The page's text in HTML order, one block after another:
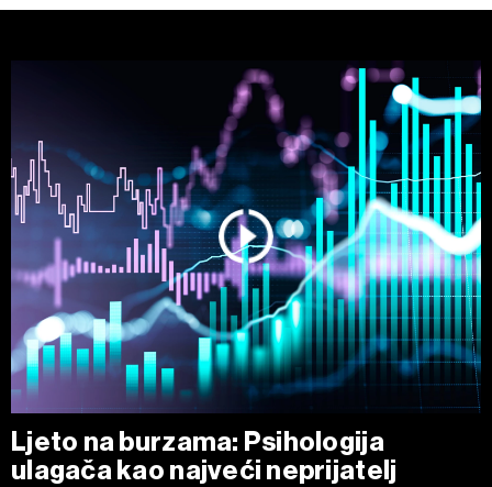
Ljeto na burzama: Psihologija
ulagača kao najveći neprijatelj